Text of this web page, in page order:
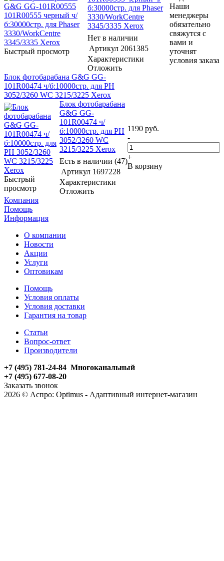
Быстрый просмотр
б:30000стр. для Phaser
3330/WorkCentre
3345/3335 Xerox
Нет в наличии
Артикул 2061385
Характеристики
Отложить
Наши
менеджеры
обязательно
свяжутся с
вами и
уточнят
условия заказа
Блок фотобарабана G&G GG-
101R00474 ч/б:10000стр. для PH
3052/3260 WC 3215/3225 Xerox
Быстрый
просмотр
Блок фотобарабана
G&G GG-
101R00474 ч/
б:10000стр. для PH
3052/3260 WC
3215/3225 Xerox
Есть в наличии (47)
Артикул 1697228
Характеристики
Отложить
1190 руб.
-
+
В корзину
Компания
Помощь
Информация
О компании
Новости
Акции
Услуги
Оптовикам
Помощь
Условия оплаты
Условия доставки
Гарантия на товар
Статьи
Вопрос-ответ
Производители
+7 (495) 781-24-84 Многоканальный
+7 (495) 677-08-20
Заказать звонок
2026 © Аспро: Optimus - Адаптивный интернет-магазин